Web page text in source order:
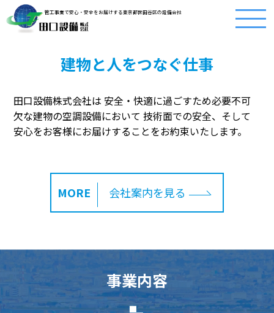
管工事業で安心・安全をお届けする東京都世田谷区の設備会社
HOME
建物と人をつなぐ仕事
田口設備株式会社は 安全・快適に過ごすため必要不可
欠な建物の空調設備において 技術面での安全、そして
安心をお客様にお届けすることをお約束いたします。
MORE 会社案内を見る
事業内容